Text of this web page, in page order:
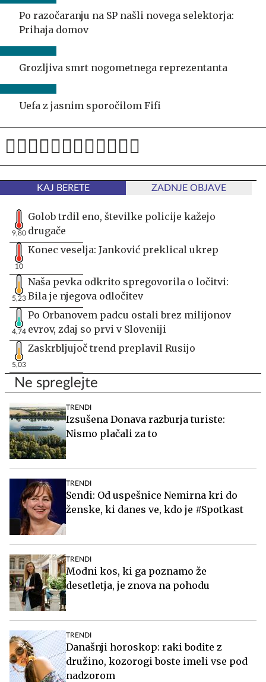
Po razočaranju na SP našli novega selektorja:
Prihaja domov
Grozljiva smrt nogometnega reprezentanta
Uefa z jasnim sporočilom Fifi
KAJ BERETE ZADNJE OBJAVE
9,80
Golob trdil eno, številke policije kažejo
drugače
10
Konec veselja: Janković preklical ukrep
5,23
Naša pevka odkrito spregovorila o ločitvi:
Bila je njegova odločitev
4,74
Po Orbanovem padcu ostali brez milijonov
evrov, zdaj so prvi v Sloveniji
5,03
Zaskrbljujoč trend preplavil Rusijo
Ne spreglejte
TRENDI
Izsušena Donava razburja turiste:
Nismo plačali za to
TRENDI
Sendi: Od uspešnice Nemirna kri do
ženske, ki danes ve, kdo je #Spotkast
TRENDI
Modni kos, ki ga poznamo že
desetletja, je znova na pohodu
TRENDI
Današnji horoskop: raki bodite z
družino, kozorogi boste imeli vse pod
nadzorom